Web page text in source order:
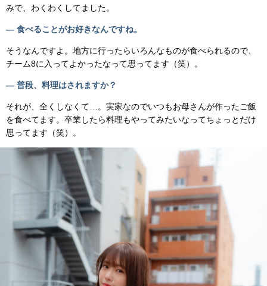
みで、わくわくしてました。
— 食べることがお好きなんですね。
そうなんですよ。地方に行ったらいろんなものが食べられるので、
チーム8に入ってよかったなって思ってます（笑）。
— 普段、料理はされますか？
それが、全くしなくて…。実家なのでいつもお母さんが作ったご飯
を食べてます。卒業したら料理もやってみたいなってちょっとだけ
思ってます（笑）。